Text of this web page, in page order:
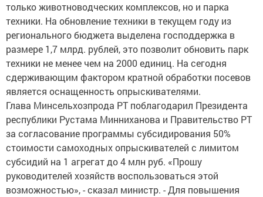
только животноводческих комплексов, но и парка
техники. На обновление техники в текущем году из
регионального бюджета выделена господдержка в
размере 1,7 млрд. рублей, это позволит обновить парк
техники не менее чем на 2000 единиц. На сегодня
сдерживающим фактором кратной обработки посевов
является оснащенность опрыскивателями.
Глава Минсельхозпрода РТ поблагодарил Президента
республики Рустама Минниханова и Правительство РТ
за согласование программы субсидирования 50%
стоимости самоходных опрыскивателей с лимитом
субсидий на 1 агрегат до 4 млн руб. «Прошу
руководителей хозяйств воспользоваться этой
возможностью», - сказал министр. - Для повышения